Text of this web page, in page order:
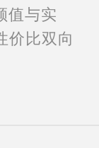
值与实
价比双向